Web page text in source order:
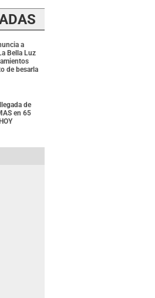
a
Bella Luz
de besarla
de
en 65